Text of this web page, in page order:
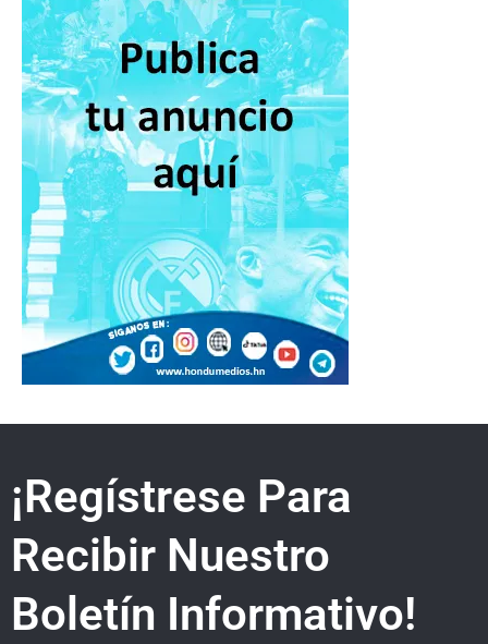
¡Regístrese Para
Recibir Nuestro
Boletín Informativo!